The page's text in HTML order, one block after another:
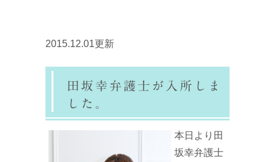
2015.12.01更新
田坂幸弁護士が入所しま
した。
本日より田
坂幸弁護士